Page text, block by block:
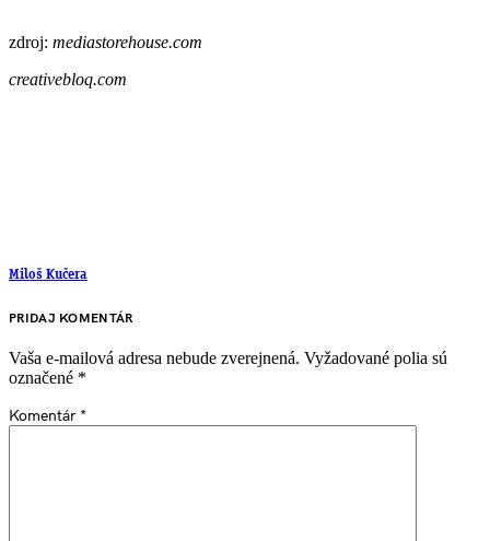
zdroj: mediastorehouse.com
creativebloq.com
Miloš Kučera
PRIDAJ KOMENTÁR
Vaša e-mailová adresa nebude zverejnená. Vyžadované polia sú
označené *
Komentár *